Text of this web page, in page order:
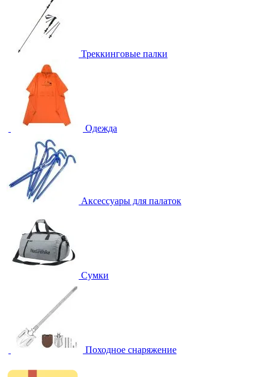
Треккинговые палки
Одежда
Аксессуары для палаток
Сумки
Походное снаряжение